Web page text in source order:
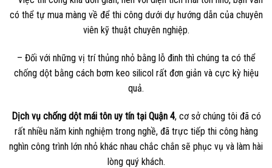
có thể tự mua màng về để thi công dưới dự hướng dẫn của chuyên
viên kỹ thuật chuyên nghiệp.
– Đối với những vị trí thủng nhỏ bằng lỗ đinh thì chúng ta có thể
chống dột bằng cách bơm keo silicol rất đơn giản và cực kỳ hiệu
quả.
Dịch vụ chống dột mái tôn uy tín tại Quận 4, cơ sở chúng tôi đã có
rất nhiều năm kinh nghiệm trong nghề, đã trực tiếp thi công hàng
nghìn công trình lớn nhỏ khác nhau chắc chắn sẽ phục vụ và làm hài
lòng quý khách.